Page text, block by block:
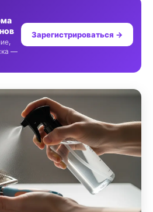
—
Зарегистрироваться →